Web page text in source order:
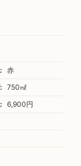
赤
750㎖
6,900円